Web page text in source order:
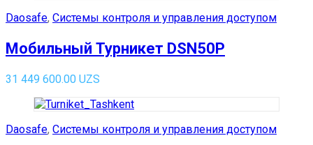
Daosafe, Системы контроля и управления доступом
Мобильный Турникет DSN50P
31 449 600.00 UZS
Daosafe, Системы контроля и управления доступом